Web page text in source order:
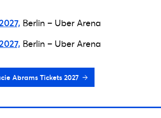
Berlin – Uber Arena
Berlin – Uber Arena
Abrams Tickets 2027